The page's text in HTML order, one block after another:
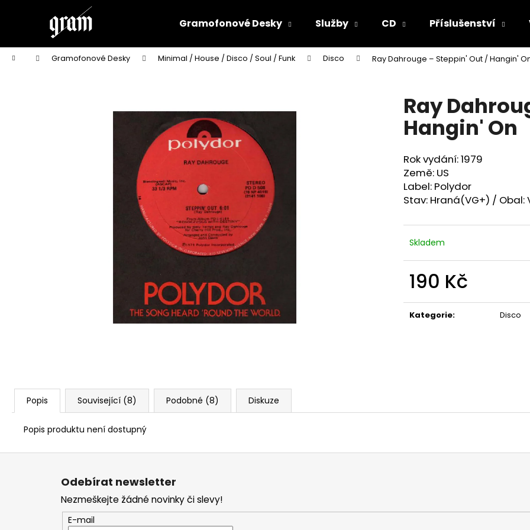
Gramofonové Desky Služby CD Příslušenství
Domů Gramofonové Desky Minimal / House / Disco / Soul / Funk Disco Ray Dahrouge ‎– Steppin' Out / Hangin'
Ray
Hangin' On
Rok vydání: 1979
Země: US
Label: Polydor
Stav: Hraná(VG+) / Obal:
Skladem
190 Kč
cena:
Kategorie: Disco
Popis Související (8) Podobné (8) Diskuze
Popis produktu není dostupný
í
Zpět
do
obchodu
Zpět
do
obchodu
Co potřebujete najít?
HLEDAT
Z
Odebírat newsletter
Nezmeškejte žádné novinky či slevy!
E-mail